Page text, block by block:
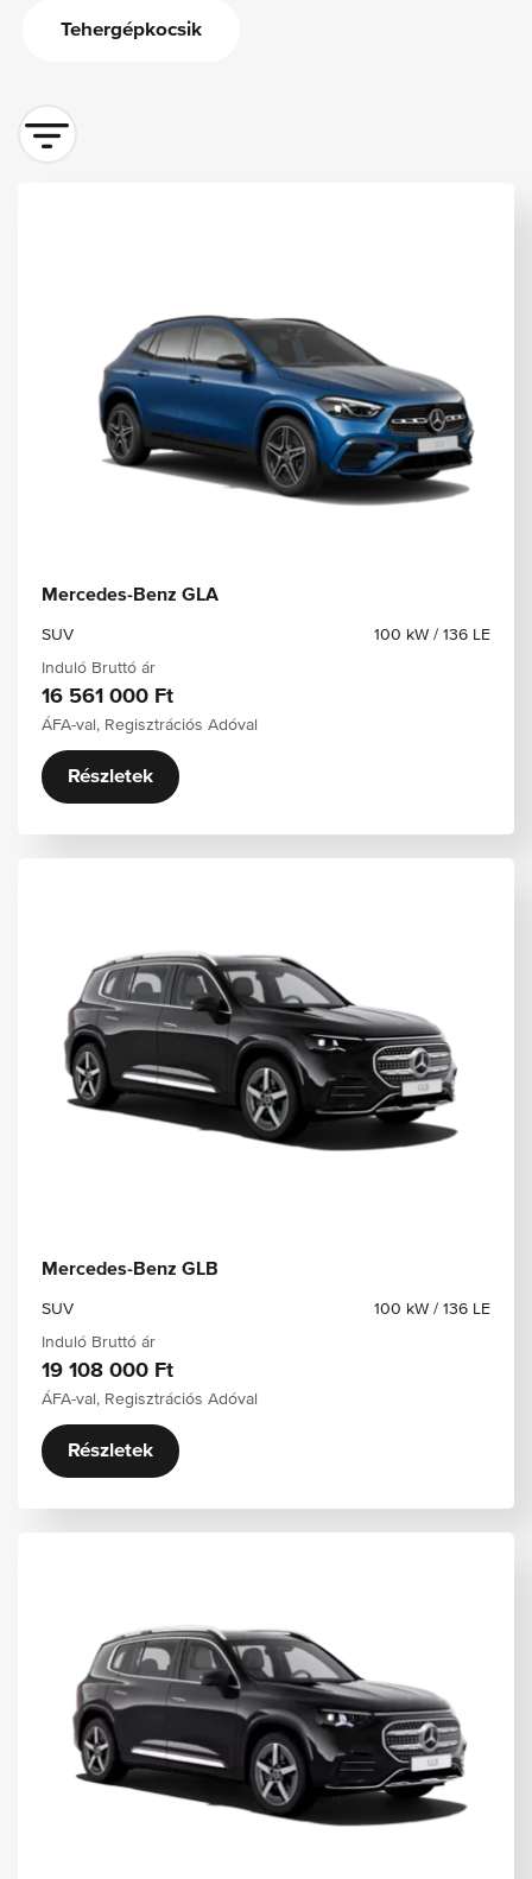
Tehergépkocsik
Mercedes-Benz GLA
SUV
100 kW / 136 LE
Induló Bruttó ár
16 561 000 Ft
ÁFA-val, Regisztrációs Adóval
Részletek
Mercedes-Benz GLB
SUV
100 kW / 136 LE
Induló Bruttó ár
19 108 000 Ft
ÁFA-val, Regisztrációs Adóval
Részletek